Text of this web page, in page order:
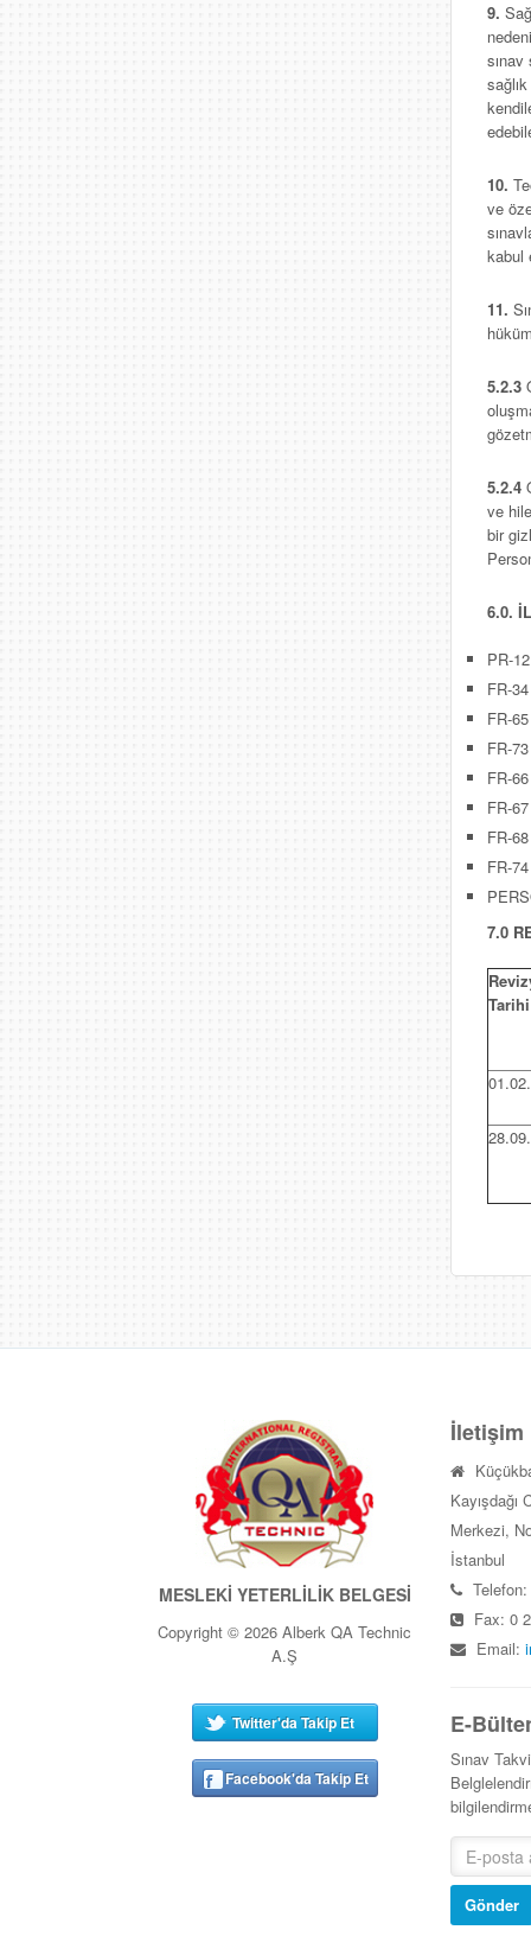
9.
sınav
10.
ve
kabul
11.
5.2.3
5.2.4
ve
bir
6.0.
PR-
FR-
FR-
FR-
FR-
FR-
FR-
FR-
7.0
Tarihi
MESLEKİ YETERLİLİK BELGESİ
Copyright © 2026 Alberk QA Technic
A.Ş
Twitter'da Takip Et
Facebook'da Takip Et
İletişim
Kayışdağı
Merkezi,
İstanbul
Fax: 0
Email:
E-
Sınav
Gönder